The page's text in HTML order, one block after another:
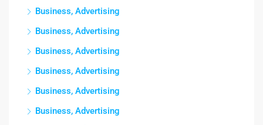
Business, Advertising
Business, Advertising
Business, Advertising
Business, Advertising
Business, Advertising
Business, Advertising